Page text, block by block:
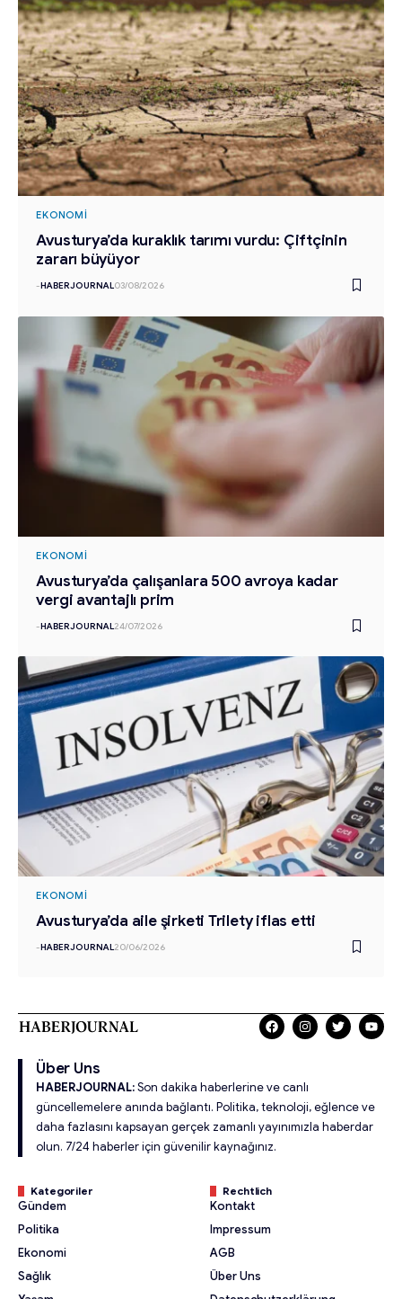
EKONOMI
Avusturya’da kuraklık tarımı vurdu: Çiftçinin
zararı büyüyor
-HABERJOURNAL03/08/2026
EKONOMI
Avusturya’da çalışanlara 500 avroya kadar
vergi avantajlı prim
-HABERJOURNAL24/07/2026
EKONOMI
Avusturya’da aile şirketi Trilety iflas etti
-HABERJOURNAL20/06/2026
Über Uns
HABERJOURNAL:Son dakika haberlerine ve canlı
güncellemelere anında bağlantı. Politika, teknoloji, eğlence ve
daha fazlasını kapsayan gerçek zamanlı yayınımızla haberdar
olun. 7/24 haberler için güvenilir kaynağınız.
Kategoriler
Gündem
Politika
Ekonomi
Sağlık
Rechtlich
Kontakt
Impressum
AGB
Über Uns